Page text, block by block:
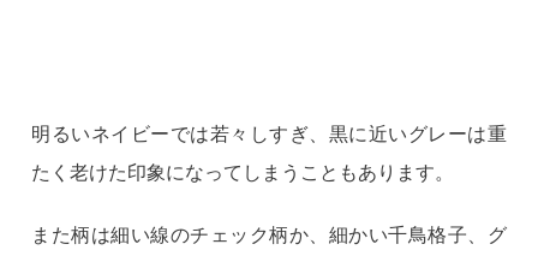
明るいネイビーでは若々しすぎ、黒に近いグレーは重
たく老けた印象になってしまうこともあります。
また柄は細い線のチェック柄か、細かい千鳥格子、グ